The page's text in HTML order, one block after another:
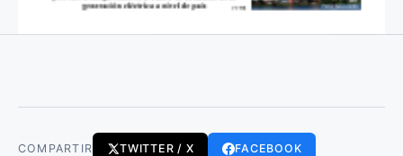
COMPARTIR TWITTER / X FACEBOOK